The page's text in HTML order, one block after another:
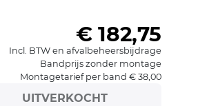
€ 182,75
Incl. BTW en afvalbeheersbijdrage
Bandprijs zonder montage
Montagetarief per band € 38,00
UITVERKOCHT